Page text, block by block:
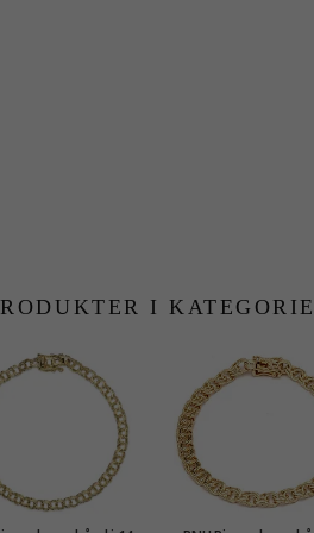
I